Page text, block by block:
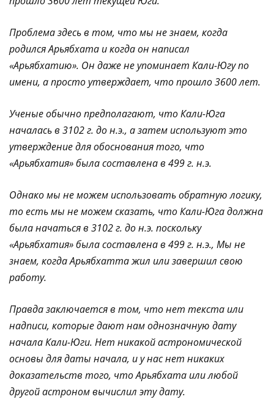
Проблема здесь в том, что мы не знаем, когда
родился Арьябхата и когда он написал
«Арьябхатию». Он даже не упоминает Кали-Югу по
имени, а просто утверждает, что прошло 3600 лет.
Ученые обычно предполагают, что Кали-Юга
началась в 3102 г. до н.э., а затем используют это
утверждение для обоснования того, что
«Арьябхатия» была составлена в 499 г. н.э.
Однако мы не можем использовать обратную логику,
то есть мы не можем сказать, что Кали-Юга должна
была начаться в 3102 г. до н.э. поскольку
«Арьябхатия» была составлена в 499 г. н.э., Мы не
знаем, когда Арьябхатта жил или завершил свою
работу.
Правда заключается в том, что нет текста или
надписи, которые дают нам однозначную дату
начала Кали-Юги. Нет никакой астрономической
основы для даты начала, и у нас нет никаких
доказательств того, что Арьябхата или любой
другой астроном вычислил эту дату.